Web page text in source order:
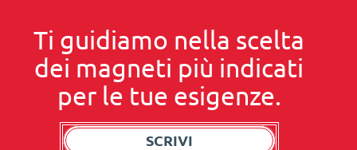
Ti guidiamo nella scelta
dei magneti più indicati
per le tue esigenze.
SCRIVI